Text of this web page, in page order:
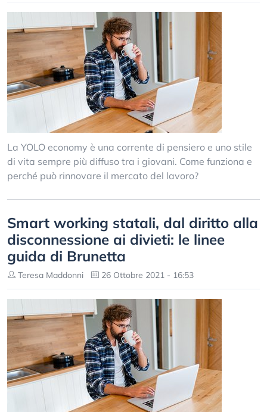
La YOLO economy è una corrente di pensiero e uno stile
di vita sempre più diffuso tra i giovani. Come funziona e
perché può rinnovare il mercato del lavoro?
Smart working statali, dal diritto alla
disconnessione ai divieti: le linee
guida di Brunetta
Teresa Maddonni 26 Ottobre 2021 - 16:53